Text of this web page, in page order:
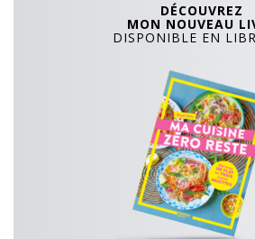
DÉCOUVREZ
MON NOUVEAU
DISPONIBLE EN